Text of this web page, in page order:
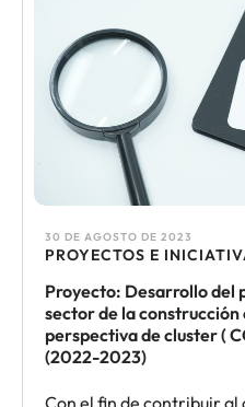
30 DE AGOSTO DE 2023
PROYECTOS E
Proyecto: Desarrollo del
sector de la construcción
perspectiva de cluster (
(2022-2023)